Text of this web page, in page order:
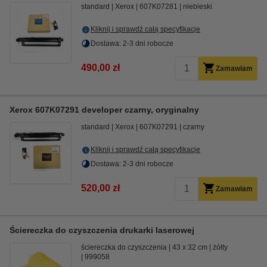
standard Xerox 607K07281 niebieski
Kliknij i sprawdź całą specyfikacje
Dostawa: 2-3 dni robocze
490,00 zł Zamawiam
Xerox 607K07291 developer czarny, oryginalny
standard Xerox 607K07291 czarny
Kliknij i sprawdź całą specyfikacje
Dostawa: 2-3 dni robocze
520,00 zł Zamawiam
Ściereczka do czyszczenia drukarki laserowej
ściereczka do czyszczenia 43 x 32 cm
żółty
999058